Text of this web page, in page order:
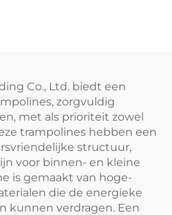
Co., Ltd. biedt een
zorgvuldig
met als prioriteit zowel
trampolines hebben een
structuur,
voor binnen- en kleine
is gemaakt van hoge-
die de energieke
kunnen verdragen. Een